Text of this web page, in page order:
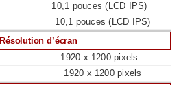
10,1 pouces (LCD IPS)
10,1 pouces (LCD IPS)
Résolution d’écran
1920 x 1200 pixels
1920 x 1200 pixels